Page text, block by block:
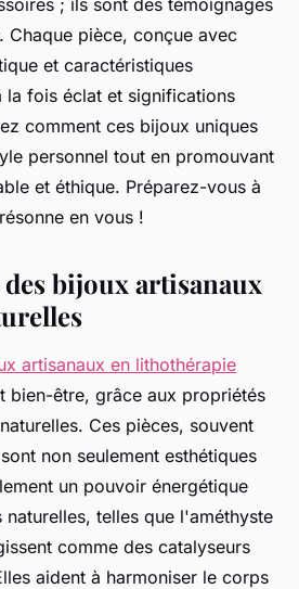
pièce, conçue avec
et caractéristiques
la fois éclat et significations
comment ces bijoux uniques
personnel tout en promouvant
et éthique. Préparez-vous à
en vous !
des bijoux artisanaux
artisanaux en lithothérapie
bien-être, grâce aux propriétés
Ces pièces, souvent
non seulement esthétiques
un pouvoir énergétique
naturelles, telles que l'améthyste
comme des catalyseurs
aident à harmoniser le corps